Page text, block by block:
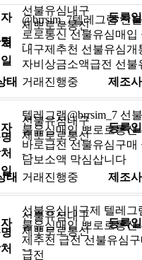
선불유심내구
제뽀로로통신
등록일
- -
@brrsim_7텔레그램 선
로로통신 선불유심매입
내구제추천 선불유심개
자비상금소액급전 선불
태 거래진행중 제조사
선불유심내구
제뽀로로통신
등록일
- -
텔레그램@brrsim_7 선
불유심매입 뽀로로통신
바로급전 선불유심구매
담보소액 막심삽니다
태 거래진행중 제조사
선불유심내구
제뽀로로통신
등록일
- -
선불유심내구제 텔레그
불유심매입 뽀로로통신
제추천 급전 선불유심
급전